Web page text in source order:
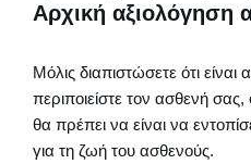
Αρχική αξιολόγηση
Μόλις διαπιστώσετε ότι
περιποιείστε τον ασθενή
θα πρέπει να είναι να
για τη ζωή του ασθενούς.